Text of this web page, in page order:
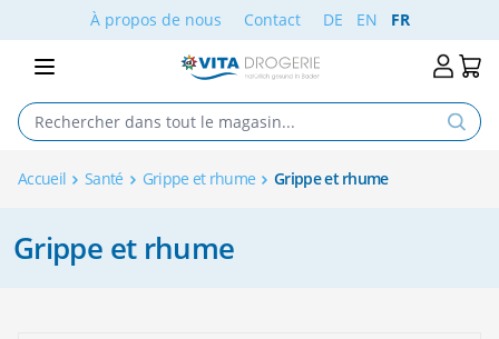
Aller au contenuÀ propos de nous Contact DE EN FR
Accueil Santé Grippe et rhume Grippe et rhume
Grippe et rhume